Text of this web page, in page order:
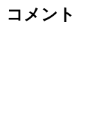
コメント